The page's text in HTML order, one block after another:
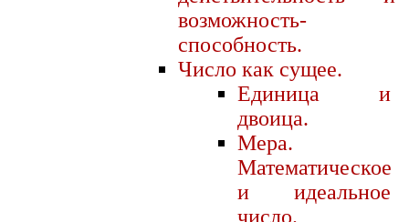
возможность-
способность.
Число как сущее.
Единица и
двоица.
Мера.
Математическое
и идеальное
число.